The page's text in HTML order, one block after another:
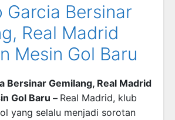
Garcia Bersinar
Real Madrid
Mesin Gol Baru
Bersinar Gemilang, Real Madrid
Gol Baru – Real Madrid, klub
yang selalu menjadi sorotan